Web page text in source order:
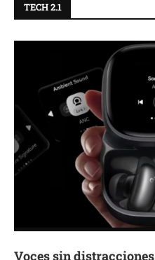
TECH 2.1
Voces sin distracciones